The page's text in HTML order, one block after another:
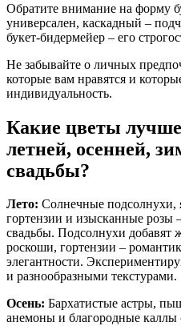
Обратите внимание на форму
универсален, каскадный –
букет-бидермейер – его
Не забывайте о личных
которые вам нравятся и
индивидуальность.
Какие цветы лучше
летней, осенней,
свадьбы?
Лето: Солнечные подсолнухи,
гортензии и изысканные розы
свадьбы. Подсолнухи добавят
роскоши, гортензии –
элегантности.
и разнообразными текстурами.
Осень: Бархатистые астры,
анемоны и благородные каллы